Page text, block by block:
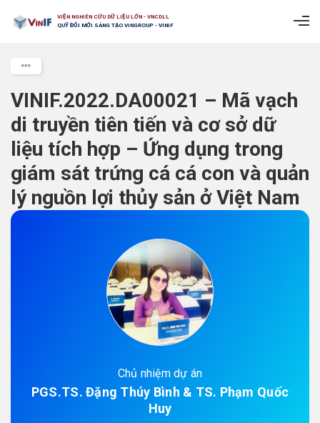
VIỆN NGHIÊN CỨU DỮ LIỆU LỚN - VNCDLL
QUỸ ĐỔI MỚI SÁNG TẠO VINGROUP - VINIF
VINIF.2022.DA00021 – Mã vạch
di truyền tiên tiến và cơ sở dữ
liệu tích hợp – Ứng dụng trong
giám sát trứng cá cá con và quản
lý nguồn lợi thủy sản ở Việt Nam
Chủ nhiệm dự án
PGS.TS. Đặng Thúy Bình & TS. Phạm Quốc
Huy